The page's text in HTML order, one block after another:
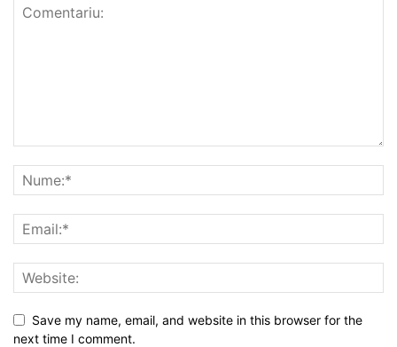
Save my name, email, and website in this browser for the
next time I comment.